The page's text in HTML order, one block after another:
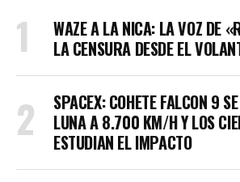
WAZE A LA NICA: LA VOZ DE
LA CENSURA DESDE EL
SPACEX: COHETE FALCON 9
LUNA A 8.700 KM/H Y LOS
ESTUDIAN EL IMPACTO